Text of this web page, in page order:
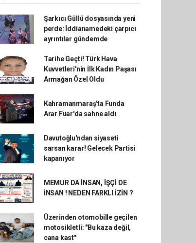
Şarkıcı Güllü dosyasında yeni
perde: İddianamedeki çarpıcı
ayrıntılar gündemde
Tarihe Geçti! Türk Hava
Kuvvetleri'nin İlk Kadın Paşası
Armağan Özel Oldu
Kahramanmaraş'ta Funda
Arar Fuar'da sahne aldı
Davutoğlu'ndan siyaseti
sarsan karar! Gelecek Partisi
kapanıyor
MEMUR DA İNSAN, İŞÇİ DE
İNSAN ! NEDEN FARKLI İZİN ?
Üzerinden otomobille geçilen
motosikletli: "Bu kaza değil,
cana kast"